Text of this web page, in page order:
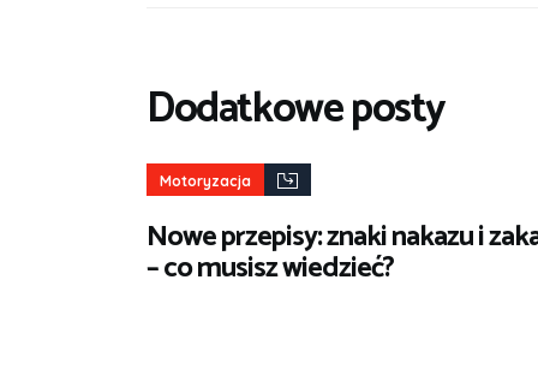
Dodatkowe posty
Motoryzacja
Nowe przepisy: znaki nakazu i
– co musisz wiedzieć?